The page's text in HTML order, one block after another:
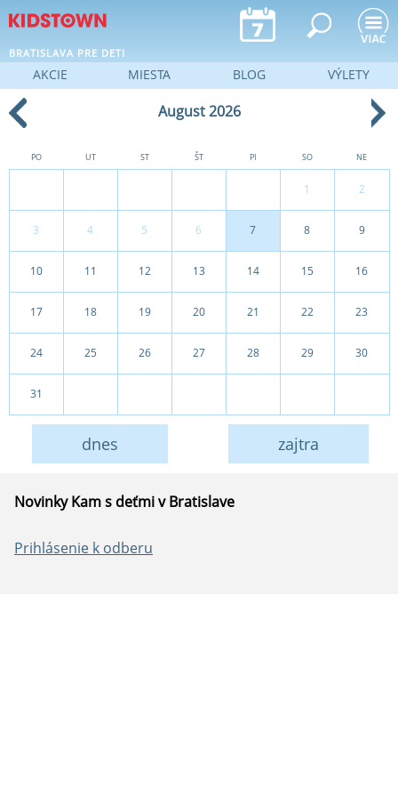
Jump to navigation
BRATISLAVA PRE DETI
August 2026
PO UT ST ŠT PI SO NE
1 2
3 4 5 6 7 8 9
10 11 12 13 14 15 16
17 18 19 20 21 22 23
24 25 26 27 28 29 30
31
dnes zajtra
Novinky Kam s deťmi v Bratislave
Prihlásenie k odberu
AKCIE MIESTA BLOG VÝLETY